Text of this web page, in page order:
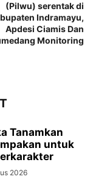
(Pilwu) serentak di
Indramayu,
Apdesi Ciamis Dan
Monitoring
Tanamkan
untuk
2026